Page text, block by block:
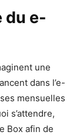
du e-
une
dans l’e-
mensuelles
s’attendre,
Box afin de